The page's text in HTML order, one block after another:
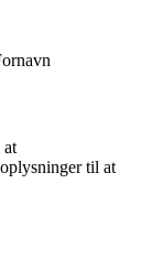
at
til at